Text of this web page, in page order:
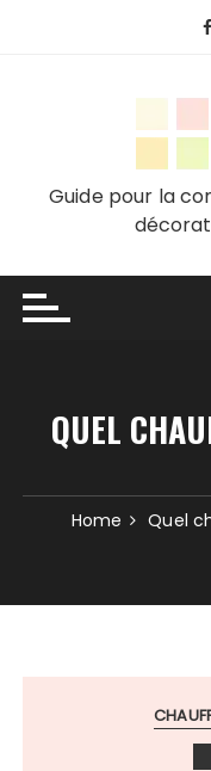
Guide pour la
QUEL
Home Quel